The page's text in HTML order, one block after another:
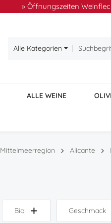
» Öffnungszeiten
Alle Kategorien
ALLE WEINE
Mittelmeerregion Alicante
Bio Geschmack